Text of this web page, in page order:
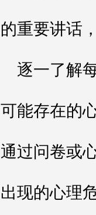
的重要讲话
逐一了解
可能存在的
通过问卷或
出现的心理